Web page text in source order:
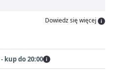
Dowiedz się więcej
- kup do 20:00